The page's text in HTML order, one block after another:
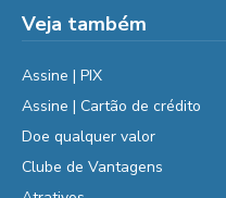
Veja também
Assine | PIX
Assine | Cartão de crédito
Doe qualquer valor
Clube de Vantagens